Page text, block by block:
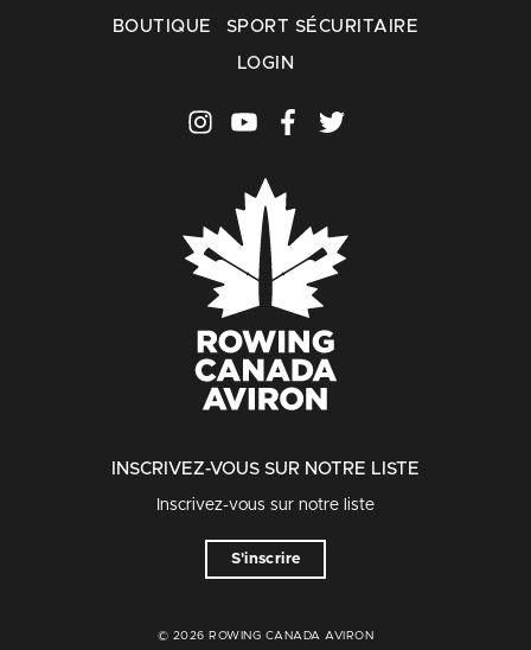
BOUTIQUE SPORT SÉCURITAIRE
LOGIN
INSCRIVEZ-VOUS SUR NOTRE LISTE
Inscrivez-vous sur notre liste
S'inscrire
© 2026 ROWING CANADA AVIRON